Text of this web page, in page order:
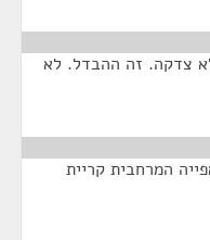
צדקה. זה ההבדל. לא
המרחבית קריית